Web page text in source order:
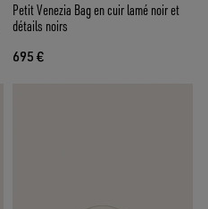
Petit Venezia Bag en cuir lamé noir et
détails noirs
695 €